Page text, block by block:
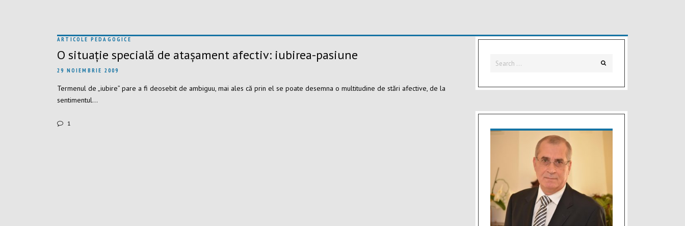
ARTICOLE PEDAGOGICE
O situație specială de atașament afectiv: iubirea-pasiune
29 NOIEMBRIE 2009
Termenul de „iubire” pare a fi deosebit de ambiguu, mai ales că prin el se poate desemna o multitudine de stări afective, de la
sentimentul…
1
Search